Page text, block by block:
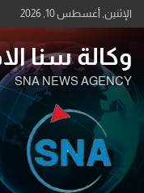
Skip
to
الإثنين, أغسطس 10, 2026
وكالة سنا
SNA NEWS AGENCY